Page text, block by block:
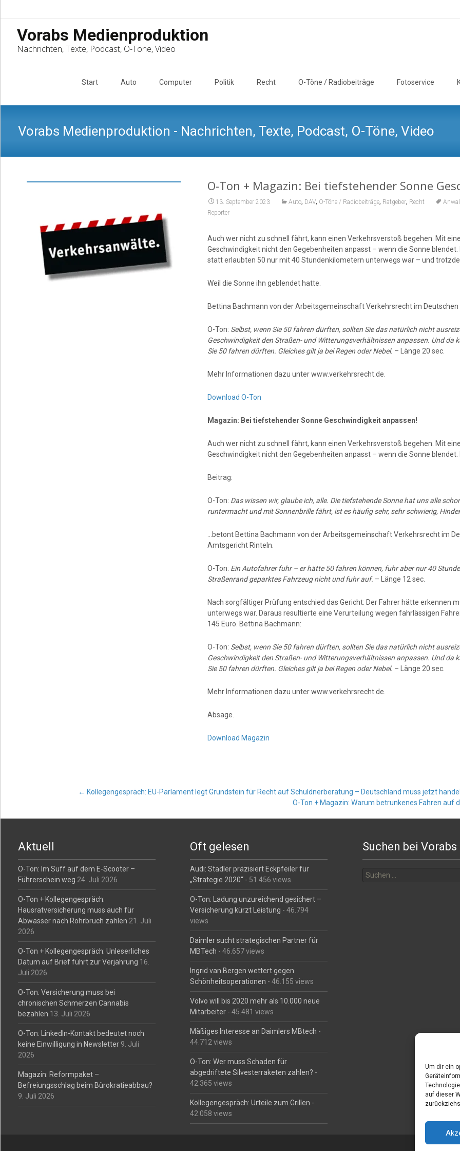
Um dir ein
auf dieser
Vorabs Medienproduktion
Nachrichten, Texte, Podcast, O-Töne, Video
Start Auto Computer Politik Recht O-Töne / Radiobeiträge Fotoservice
Vorabs Medienproduktion - Nachrichten, Texte, Podcast, O-Töne, Video
O-Ton + Magazin: Bei tiefstehender Sonne
13. September 2023 Auto, DAV, O-Töne / Radiobeiträge, Ratgeber, Recht
Reporter
Auch wer nicht zu schnell fährt, kann einen Verkehrsverstoß begehen. Mit
Geschwindigkeit nicht den Gegebenheiten anpasst – wenn die Sonne
statt erlaubten 50 nur mit 40 Stundenkilometern unterwegs war – und
Weil die Sonne ihn geblendet hatte.
Bettina Bachmann von der Arbeitsgemeinschaft Verkehrsrecht im Deutschen
O-Ton: Selbst, wenn Sie 50 fahren dürften, sollten Sie das natürlich nicht
Geschwindigkeit den Straßen- und Witterungsverhältnissen anpassen. Und da
Sie 50 fahren dürften. Gleiches gilt ja bei Regen oder Nebel. – Länge 20 sec.
Mehr Informationen dazu unter www.verkehrsrecht.de.
Download O-Ton
Magazin: Bei tiefstehender Sonne Geschwindigkeit anpassen!
Auch wer nicht zu schnell fährt, kann einen Verkehrsverstoß begehen. Mit
Geschwindigkeit nicht den Gegebenheiten anpasst – wenn die Sonne blendet.
Beitrag:
O-Ton: Das wissen wir, glaube ich, alle. Die tiefstehende Sonne hat uns alle
runtermacht und mit Sonnenbrille fährt, ist es häufig sehr, sehr schwierig,
…betont Bettina Bachmann von der Arbeitsgemeinschaft Verkehrsrecht im
Amtsgericht Rinteln.
O-Ton: Ein Autofahrer fuhr – er hätte 50 fahren können, fuhr aber nur 40
Straßenrand geparktes Fahrzeug nicht und fuhr auf. – Länge 12 sec.
Nach sorgfältiger Prüfung entschied das Gericht: Der Fahrer hätte erkennen
unterwegs war. Daraus resultierte eine Verurteilung wegen fahrlässigen
145 Euro. Bettina Bachmann:
O-Ton: Selbst, wenn Sie 50 fahren dürften, sollten Sie das natürlich nicht
Geschwindigkeit den Straßen- und Witterungsverhältnissen anpassen. Und da
Sie 50 fahren dürften. Gleiches gilt ja bei Regen oder Nebel. – Länge 20 sec.
Mehr Informationen dazu unter www.verkehrsrecht.de.
Absage.
Download Magazin
Post
← Kollegengespräch: EU-Parlament legt Grundstein für Recht auf Schuldnerberatung – Deutschland muss jetzt
O-Ton + Magazin: Warum betrunkenes Fahren auf
Aktuell
O-Ton: Im Suff auf dem E-Scooter –
Führerschein weg 24. Juli 2026
O-Ton + Kollegengespräch:
Hausratversicherung muss auch für
Abwasser nach Rohrbruch zahlen 21. Juli
2026
O-Ton + Kollegengespräch: Unleserliches
Datum auf Brief führt zur Verjährung 16.
Juli 2026
O-Ton: Versicherung muss bei
chronischen Schmerzen Cannabis
bezahlen 13. Juli 2026
O-Ton: LinkedIn-Kontakt bedeutet noch
keine Einwilligung in Newsletter 9. Juli
2026
Magazin: Reformpaket –
Befreiungsschlag beim Bürokratieabbau?
9. Juli 2026
Oft gelesen
Audi: Stadler präzisiert Eckpfeiler für
„Strategie 2020“ - 51.456 views
O-Ton: Ladung unzureichend gesichert –
Versicherung kürzt Leistung - 46.794
views
Daimler sucht strategischen Partner für
MBTech - 46.657 views
Ingrid van Bergen wettert gegen
Schönheitsoperationen - 46.155 views
Volvo will bis 2020 mehr als 10.000 neue
Mitarbeiter - 45.481 views
Mäßiges Interesse an Daimlers MBtech -
44.712 views
O-Ton: Wer muss Schaden für
abgedriftete Silvesterraketen zahlen? -
42.365 views
Kollegengespräch: Urteile zum Grillen -
42.058 views
Suchen bei Vorabs
nach: